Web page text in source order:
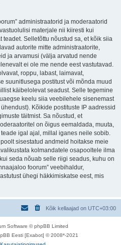
administraatorid ja moderaatorid
materjale nii kiiresti kui
Selletõttu nõustud sa, et kõik siia
autorite mitte administraatorite,
ja arvamusi (välja arvatud nende
ei ole me nende eest vastutavad.
roppu, labast, laimavat,
suunitlusega postitust või mõnda muud
käibelolevat seadust. Selle tegemine
keelu siia veebilehele sisenemast
Kõikide postituste IP aadressid
täitmist. Sa nõustud, et
on õigus eemaldada, muuta,
igal ajal, millal iganes neile sobib.
sisestatud andmeid hoitakse meie
kolmandatele osapooltele ilma
seda nõuab selle riigi seadus, kuhu on
foorum” veebihaldur,
ühegi häkkimiskatse eest, mis
Kõik kellaajad on UTC+03:00
Software © phpBB Limited
Eesti [Exabot] © 2008*-2021